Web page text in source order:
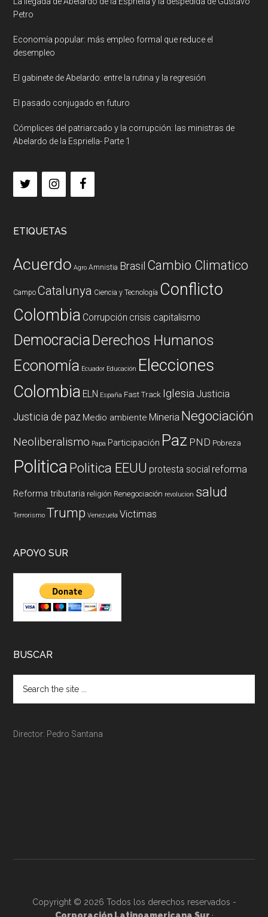
Petro
Economía popular: más empleo formal que reduce el
desempleo
El gabinete de Abelardo: entre la rutina y la regresión
El pasado conjugado en futuro
Cómplices del patriarcado y la corrupción: las ministras de
Abelardo de la Espriella- Parte 1
ETIQUETAS
Acuerdo Agro Amnistia Brasil Cambio Climatico
Campo Catalunya Ciencia y Tecnología Conflicto
Colombia Corrupción crisis capitalismo
DemocraciaDerechos Humanos
Economía Ecuador Educación Elecciones
Colombia ELN España Fast Track Iglesia Justicia
Justicia de paz Medio ambiente Mineria Negociación
Neoliberalismo Papa Participación Paz PND Pobreza
PoliticaPolitica EEUU protesta social reforma
Reforma tributaria religión Renegociación revolucion salud
Terrorismo Trump Venezuela Victimas
APOYO SUR
BUSCAR
Director: Pedro Santana
Copyright © 2026 Todos los derechos reservados -
Corporación Latinoamericana Sur ·